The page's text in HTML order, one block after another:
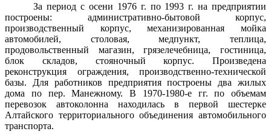
За период с осени 1976 г. по 1993 г. на предприятии
построены: административно-бытовой корпус,
производственный корпус, механизированная мойка
автомобилей, столовая, медпункт, теплица,
продовольственный магазин, грязелечебница, гостиница,
блок складов, стояночный корпус. Произведена
реконструкция ограждения, производственно-технической
базы. Для работников предприятия построены два жилых
дома по пер. Манежному. В 1970-1980-е гг. по объемам
перевозок автоколонна находилась в первой шестерке
Алтайского территориального объединения автомобильного
транспорта.